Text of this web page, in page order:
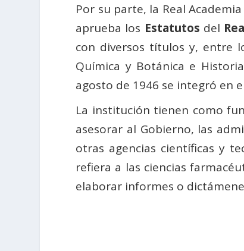
Por su parte, la Real
aprueba los Estatutos del
con diversos títulos y, entre
Química y Botánica e
agosto de 1946 se integró en
La institución tienen como
asesorar al Gobierno, las
otras agencias científicas y
refiera a las ciencias
elaborar informes o